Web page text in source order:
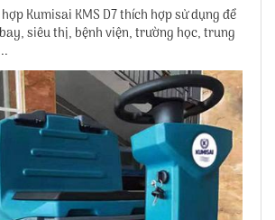
Kumisai KMS D7thích hợp sử dụng để
siêu thị, bệnh viện, trường học, trung